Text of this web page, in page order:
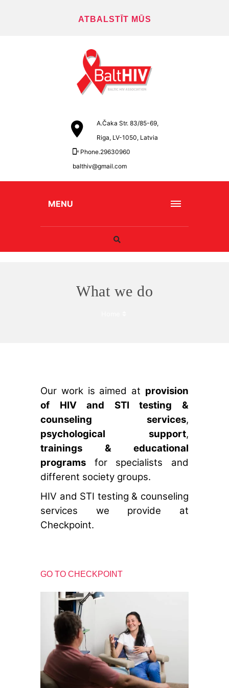
ATBALSTĪT MŪS
A.Čaka Str. 83/85-69,
Riga, LV-1050, Latvia
Phone.29630960
balthiv@gmail.com
MENU
What we do
Our work is aimed at provision
of HIV and STI testing &
counseling services,
psychological support,
trainings & educational
programs for specialists and
different society groups.
HIV and STI testing & counseling
services we provide at
Checkpoint.
GO TO CHECKPOINT
būtiskajām tīmekļa
funkcijām. Bez tiem
tīmekļa vietni nevar
izmantot, kā
paredzēts. Turklāt tie
nodrošina pareizo
funkcionalitāti, ja lapa
tiek mainīta no http uz
https, tādēļ tiek
paaugstinātas drošības
prasības. Būtisko
nav nepieciešama jūsu
piekrišana.
izsekošanas
sīkfaili
tīmekļa vietni
izmanto
apmeklētājs,